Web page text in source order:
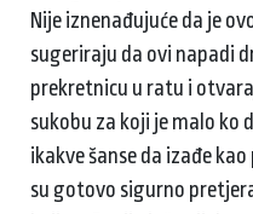
Nije iznenađujuće da je
sugeriraju da ovi napadi
prekretnicu u ratu i
sukobu za koji je malo ko
ikakve šanse da izađe
su gotovo sigurno